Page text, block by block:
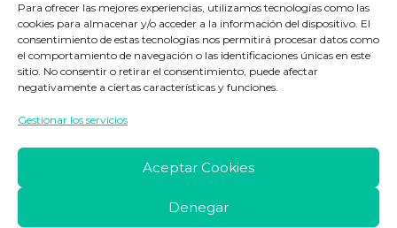
Para ofrecer las mejores experiencias, utilizamos tecnologías como las
cookies para almacenar y/o acceder a la información del dispositivo. El
consentimiento de estas tecnologías nos permitirá procesar datos como
el comportamiento de navegación o las identificaciones únicas en este
sitio. No consentir o retirar el consentimiento, puede afectar
negativamente a ciertas características y funciones.
Gestionar los servicios
Aceptar Cookies
Denegar
Contacto
Contacto
Política de
devoluciones
Horario de
Lun. a Vie.:
18:00h
Términos y
condiciones
Política de
privacidad
cookies
Farmacenter
digital, S.L
B24836249
info@farmacenter.es
de pago